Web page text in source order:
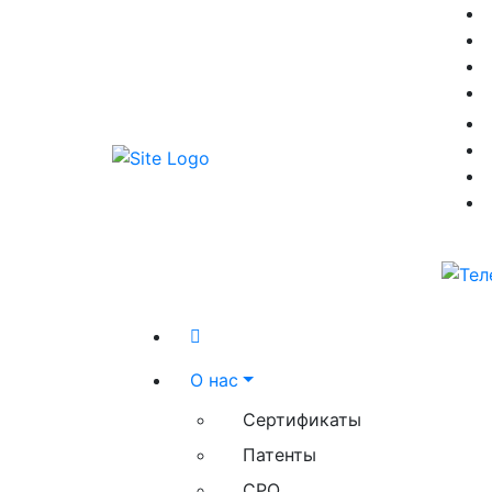
О нас
Сертификаты
Патенты